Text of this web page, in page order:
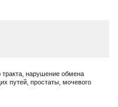
нарушение обмена
путей, простаты, мочевого